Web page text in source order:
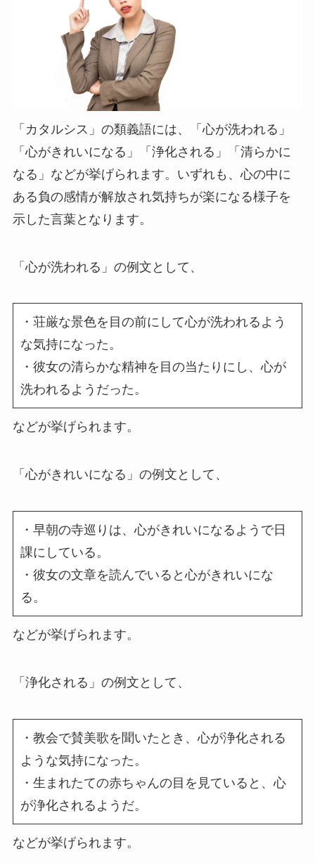
「カタルシス」の類義語には、「心が洗われる」
「心がきれいになる」「浄化される」「清らかに
なる」などが挙げられます。いずれも、心の中に
ある負の感情が解放され気持ちが楽になる様子を
示した言葉となります。
「心が洗われる」の例文として、
・荘厳な景色を目の前にして心が洗われるよう
な気持になった。
・彼女の清らかな精神を目の当たりにし、心が
洗われるようだった。
などが挙げられます。
「心がきれいになる」の例文として、
・早朝の寺巡りは、心がきれいになるようで日
課にしている。
・彼女の文章を読んでいると心がきれいにな
る。
などが挙げられます。
「浄化される」の例文として、
・教会で賛美歌を聞いたとき、心が浄化される
ような気持になった。
・生まれたての赤ちゃんの目を見ていると、心
が浄化されるようだ。
などが挙げられます。